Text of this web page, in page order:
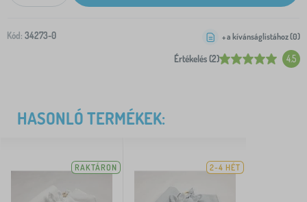
Kód: 34273-0
Értékelés (2) 4.5
+ a kívánságlistához (0)
HASONLÓ TERMÉKEK:
RAKTÁRON 2-4 HÉT